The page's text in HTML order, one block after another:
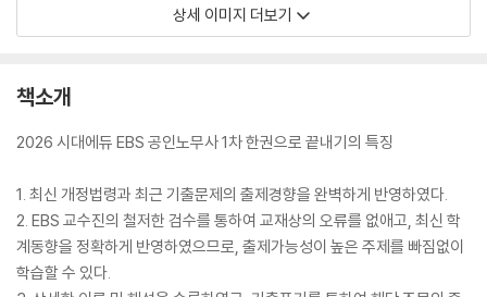
상세 이미지 더보기
책소개
2026 시대에듀 EBS 공인노무사 1차 한권으로 끝내기의 특징
1. 최신 개정법령과 최근 기출문제의 출제경향을 완벽하게 반영하였다.
2. EBS 교수진의 철저한 검수를 통하여 교재상의 오류를 없애고, 최신 학
계동향을 정확하게 반영하였으므로, 출제가능성이 높은 주제를 빠짐없이
학습할 수 있다.